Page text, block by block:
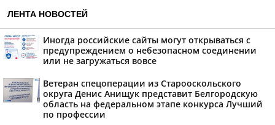
ЛЕНТА НОВОСТЕЙ
Иногда российские сайты могут открываться с
предупреждением о небезопасном соединении
или не загружаться вовсе
Ветеран спецоперации из Старооскольского
округа Денис Анищук представит Белгородскую
область на федеральном этапе конкурса Лучший
по профессии